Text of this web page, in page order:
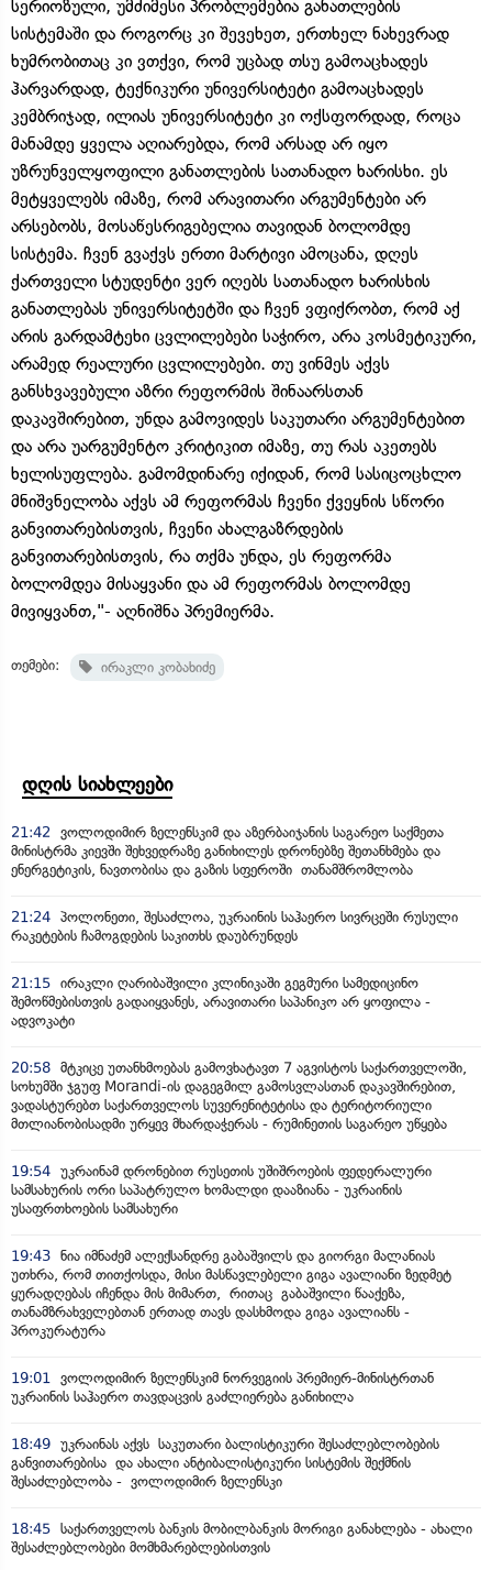
სერიოზული, უმძიმესი პრობლემებია განათლების
სისტემაში და როგორც კი შევეხეთ, ერთხელ ნახევრად
ხუმრობითაც კი ვთქვი, რომ უცბად თსუ გამოაცხადეს
ჰარვარდად, ტექნიკური უნივერსიტეტი გამოაცხადეს
კემბრიჯად, ილიას უნივერსიტეტი კი ოქსფორდად, როცა
მანამდე ყველა აღიარებდა, რომ არსად არ იყო
უზრუნველყოფილი განათლების სათანადო ხარისხი. ეს
მეტყველებს იმაზე, რომ არავითარი არგუმენტები არ
არსებობს, მოსაწესრიგებელია თავიდან ბოლომდე
სისტემა. ჩვენ გვაქვს ერთი მარტივი ამოცანა, დღეს
ქართველი სტუდენტი ვერ იღებს სათანადო ხარისხის
განათლებას უნივერსიტეტში და ჩვენ ვფიქრობთ, რომ აქ
არის გარდამტეხი ცვლილებები საჭირო, არა კოსმეტიკური,
არამედ რეალური ცვლილებები. თუ ვინმეს აქვს
განსხვავებული აზრი რეფორმის შინაარსთან
დაკავშირებით, უნდა გამოვიდეს საკუთარი არგუმენტებით
და არა უარგუმენტო კრიტიკით იმაზე, თუ რას აკეთებს
ხელისუფლება. გამომდინარე იქიდან, რომ სასიცოცხლო
მნიშვნელობა აქვს ამ რეფორმას ჩვენი ქვეყნის სწორი
განვითარებისთვის, ჩვენი ახალგაზრდების
განვითარებისთვის, რა თქმა უნდა, ეს რეფორმა
ბოლომდეა მისაყვანი და ამ რეფორმას ბოლომდე
მივიყვანთ,"- აღნიშნა პრემიერმა.
თემები: ირაკლი კობახიძე
დღის სიახლეები
21:42
ვოლოდიმირ ზელენსკიმ და აზერბაიჯანის საგარეო საქმეთა
მინისტრმა კიევში შეხვედრაზე განიხილეს დრონებზე შეთანხმება და
ენერგეტიკის, ნავთობისა და გაზის სფეროში თანამშრომლობა
21:24 პოლონეთი, შესაძლოა, უკრაინის საჰაერო სივრცეში რუსული
რაკეტების ჩამოგდების საკითხს დაუბრუნდეს
21:15 ირაკლი ღარიბაშვილი კლინიკაში გეგმური სამედიცინო
შემოწმებისთვის გადაიყვანეს, არავითარი საპანიკო არ ყოფილა -
ადვოკატი
20:58 მტკიცე უთანხმოებას გამოვხატავთ 7 აგვისტოს საქართველოში,
სოხუმში ჯგუფ Morandi-ის დაგეგმილ გამოსვლასთან დაკავშირებით,
ვადასტურებთ საქართველოს სუვერენიტეტისა და ტერიტორიული
მთლიანობისადმი ურყევ მხარდაჭერას - რუმინეთის საგარეო უწყება
19:54 უკრაინამ დრონებით რუსეთის უშიშროების ფედერალური
სამსახურის ორი საპატრულო ხომალდი დააზიანა - უკრაინის
უსაფრთხოების სამსახური
19:43 ნია იმნაძემ ალექსანდრე გაბაშვილს და გიორგი მალანიას
უთხრა, რომ თითქოსდა, მისი მასწავლებელი გიგა ავალიანი ზედმეტ
ყურადღებას იჩენდა მის მიმართ, რითაც გაბაშვილი წააქეზა,
თანამზრახველებთან ერთად თავს დასხმოდა გიგა ავალიანს -
პროკურატურა
19:01
ვოლოდიმირ ზელენსკიმ ნორვეგიის პრემიერ-მინისტრთან
უკრაინის საჰაერო თავდაცვის გაძლიერება განიხილა
18:49 უკრაინას აქვს საკუთარი ბალისტიკური შესაძლებლობების
განვითარებისა და ახალი ანტიბალისტიკური სისტემის შექმნის
შესაძლებლობა - ვოლოდიმირ ზელენსკი
18:45 საქართველოს ბანკის მობილბანკის მორიგი განახლება - ახალი
შესაძლებლობები მომხმარებლებისთვის